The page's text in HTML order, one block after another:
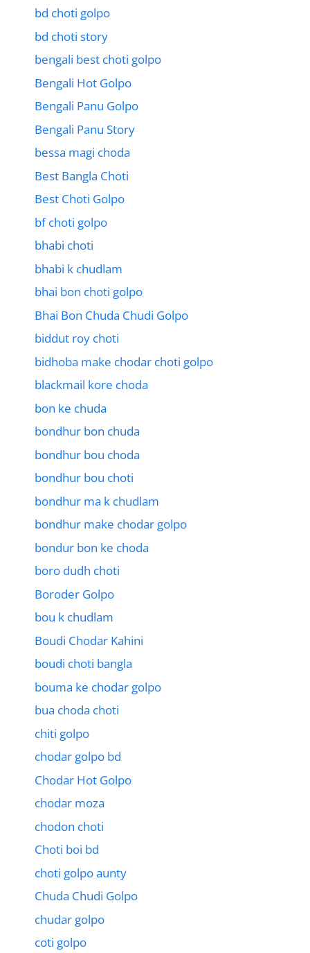
bd choti golpo
bd choti story
bengali best choti golpo
Bengali Hot Golpo
Bengali Panu Golpo
Bengali Panu Story
bessa magi choda
Best Bangla Choti
Best Choti Golpo
bf choti golpo
bhabi choti
bhabi k chudlam
bhai bon choti golpo
Bhai Bon Chuda Chudi Golpo
biddut roy choti
bidhoba make chodar choti golpo
blackmail kore choda
bon ke chuda
bondhur bon chuda
bondhur bou choda
bondhur bou choti
bondhur ma k chudlam
bondhur make chodar golpo
bondur bon ke choda
boro dudh choti
Boroder Golpo
bou k chudlam
Boudi Chodar Kahini
boudi choti bangla
bouma ke chodar golpo
bua choda choti
chiti golpo
chodar golpo bd
Chodar Hot Golpo
chodar moza
chodon choti
Choti boi bd
choti golpo aunty
Chuda Chudi Golpo
chudar golpo
coti golpo